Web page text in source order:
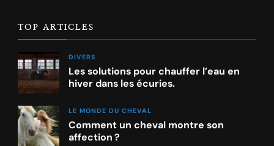
TOP ARTICLES
DIVERS
Les solutions pour chauffer l’eau en
hiver dans les écuries.
LE MONDE DU CHEVAL
Comment un cheval montre son
affection ?